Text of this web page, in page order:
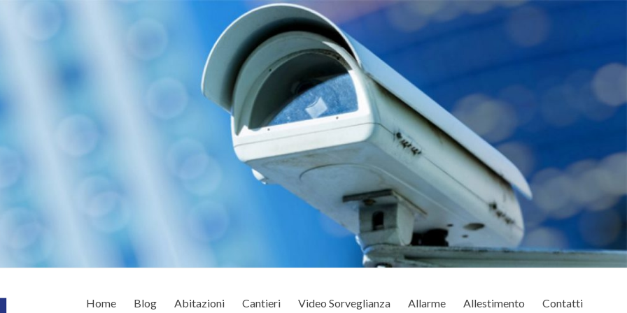
Home Blog Abitazioni Cantieri Video Sorveglianza Allarme Allestimento Contatti